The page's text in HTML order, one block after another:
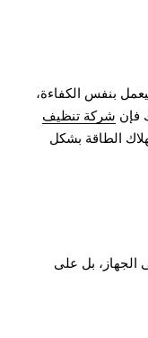
بنفس الكفاءة،
فإن شركة تنظيف
الطاقة بشكل
الجهاز، بل على